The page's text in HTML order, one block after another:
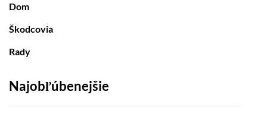
Dom
Škodcovia
Rady
Najobľúbenejšie